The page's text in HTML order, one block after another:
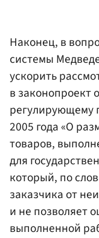
Наконец, в
системы
ускорить
в законопроект
регулирующему
2005 года «О
товаров,
для
который, по
заказчика от
и не позволяет
выполненной